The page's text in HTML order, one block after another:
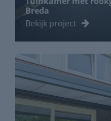
Breda
Bekijk project